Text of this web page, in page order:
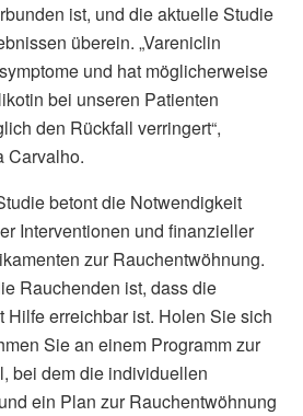
ist, und die aktuelle Studie
überein. „Vareniclin
und hat möglicherweise
bei unseren Patienten
den Rückfall verringert“,
Carvalho.
betont die Notwendigkeit
Interventionen und finanzieller
zur Rauchentwöhnung.
Rauchenden ist, dass die
Hilfe erreichbar ist. Holen Sie sich
Sie an einem Programm zur
bei dem die individuellen
ein Plan zur Rauchentwöhnung